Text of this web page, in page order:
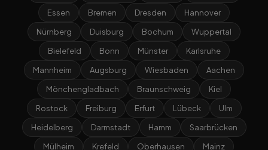
Essen
Bremen Dresden
Hannover
Nürnberg
Duisburg Bochum
Wuppertal
Bielefeld
Bonn Münster
Karlsruhe
Mannheim
Augsburg Wiesbaden
Aachen
Mönchengladbach
Braunschweig
Kiel
Rostock
Freiburg Erfurt Lübeck
Ulm
Heidelberg
Darmstadt Hamm
Saarbrücken
Mülheim
Krefeld Oberhausen Mainz